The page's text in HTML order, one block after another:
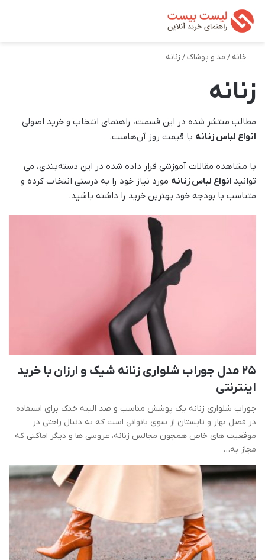
خانه / مد و پوشاک/ زنانه
زنانه
مطالب منتشر شده در این قسمت، راهنمای انتخاب و خرید اصولی
انواع لباس زنانه با قیمت روز آن‌هاست.
با مشاهده مقالات آموزشی قرار داده شده در این دسته‌بندی، می
توانید انواع لباس زنانه مورد نیاز خود را به درستی انتخاب کرده و
متناسب با بودجه خود بهترین خرید را داشته باشید.
25 مدل جوراب شلواری زنانه شیک و ارزان با خرید
اینترنتی
جوراب شلواری زنانه یک پوشش مناسب و صد البته خنک برای استفاده
در فصل بهار و تابستان از سوی بانوانی است که به دنبال راحتی در
موقعیت های خاص همچون مجالس زنانه، عروسی ها و دیگر اماکنی که
مجاز به…